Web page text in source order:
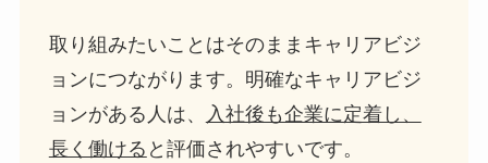
取り組みたいことはそのままキャリアビジ
ョンにつながります。明確なキャリアビジ
ョンがある人は、
入社後も企業に定着し、
長く働ける と評価されやすいです。